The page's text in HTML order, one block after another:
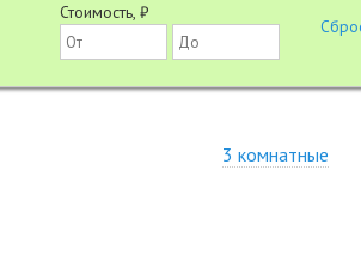
Стоимость, ₽
3 комнатные